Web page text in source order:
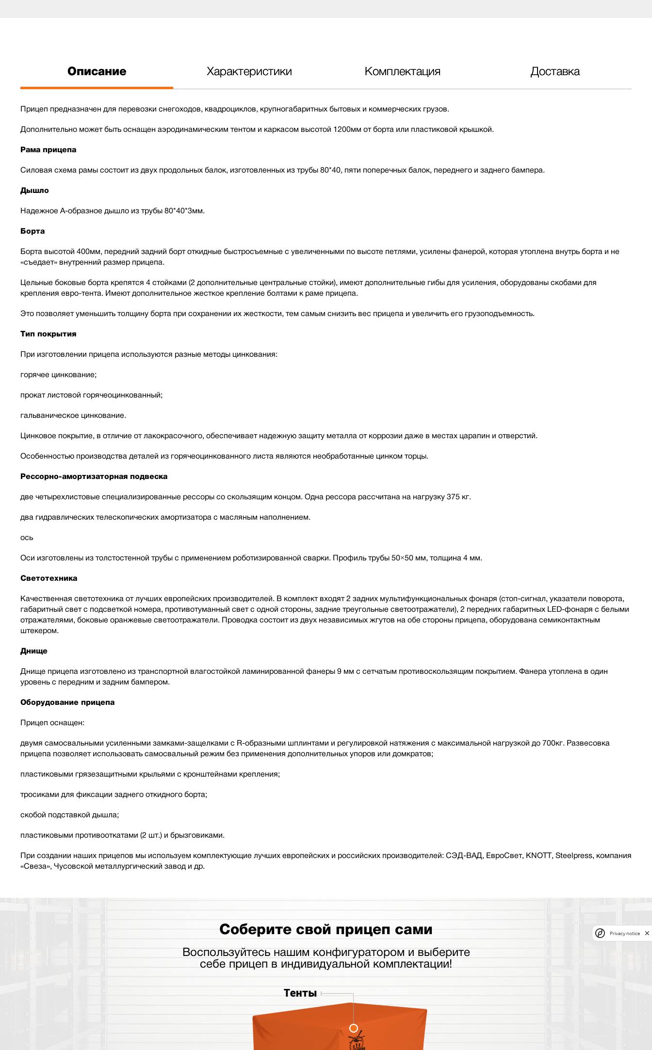
Описание Характеристики Комплектация Доставка
Прицеп предназначен для перевозки снегоходов, квадроциклов, крупногабаритных бытовых и коммерческих грузов.
Дополнительно может быть оснащен аэродинамическим тентом и каркасом высотой 1200мм от борта или пластиковой крышкой.
Рама прицепа
Силовая схема рамы состоит из двух продольных балок, изготовленных из трубы 80*40, пяти поперечных балок, переднего и заднего бампера.
Дышло
Надежное А-образное дышло из трубы 80*40*3мм.
Борта
Борта высотой 400мм, передний задний борт откидные быстросъемные с увеличенными по высоте петлями, усилены фанерой, которая утоплена внутрь борта и не
«съедает» внутренний размер прицепа.
Цельные боковые борта крепятся 4 стойками (2 дополнительные центральные стойки), имеют дополнительные гибы для усиления, оборудованы скобами для
крепления евро-тента. Имеют дополнительное жесткое крепление болтами к раме прицепа.
Это позволяет уменьшить толщину борта при сохранении их жесткости, тем самым снизить вес прицепа и увеличить его грузоподъемность.
Тип покрытия
При изготовлении прицепа используются разные методы цинкования:
горячее цинкование;
прокат листовой горячеоцинкованный;
гальваническое цинкование.
Цинковое покрытие, в отличие от лакокрасочного, обеспечивает надежную защиту металла от коррозии даже в местах царапин и отверстий.
Особенностью производства деталей из горячеоцинкованного листа являются необработанные цинком торцы.
Рессорно-амортизаторная подвеска
две четырехлистовые специализированные рессоры со скользящим концом. Одна рессора рассчитана на нагрузку 375 кг.
два гидравлических телескопических амортизатора с масляным наполнением.
ось
Оси изготовлены из толстостенной трубы с применением роботизированной сварки. Профиль трубы 50×50 мм, толщина 4 мм.
Светотехника
Качественная светотехника от лучших европейских производителей. В комплект входят 2 задних мультифункциональных фонаря (стоп-сигнал, указатели поворота,
габаритный свет с подсветкой номера, противотуманный свет с одной стороны, задние треугольные светоотражатели), 2 передних габаритных LED-фонаря с белыми
отражателями, боковые оранжевые светоотражатели. Проводка состоит из двух независимых жгутов на обе стороны прицепа, оборудована семиконтактным
штекером.
Днище
Днище прицепа изготовлено из транспортной влагостойкой ламинированной фанеры 9 мм с сетчатым противоскользящим покрытием. Фанера утоплена в один
уровень с передним и задним бампером.
Оборудование прицепа
Прицеп оснащен:
двумя самосвальными усиленными замками-защелками с R-образными шплинтами и регулировкой натяжения с максимальной нагрузкой до 700кг. Развесовка
прицепа позволяет использовать самосвальный режим без применения дополнительных упоров или домкратов;
пластиковыми грязезащитными крыльями с кронштейнами крепления;
тросиками для фиксации заднего откидного борта;
скобой подставкой дышла;
пластиковыми противооткатами (2 шт.) и брызговиками.
При создании наших прицепов мы используем комплектующие лучших европейских и российских производителей: СЭД-ВАД, ЕвроСвет, KNOTT, Steelpress, компания
«Свеза», Чусовской металлургический завод и др.
Соберите свой прицеп сами
Воспользуйтесь нашим конфигуратором и выберите
себе прицеп в индивидуальной комплектации!
Privacy notice